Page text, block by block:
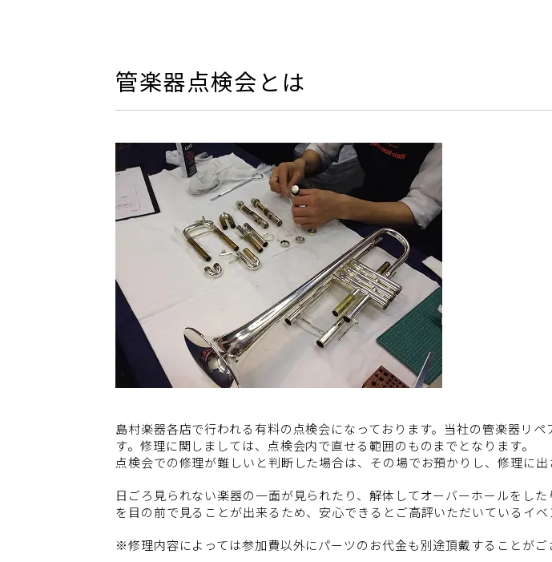
管楽器点検会とは
島村楽器各店で行われる有料の点検会になっております。当社の管楽器リ
す。修理に関しましては、点検会内で直せる範囲のものまでとなります。
点検会での修理が難しいと判断した場合は、その場でお預かりし、修理に出
日ごろ見られない楽器の一面が見られたり、解体してオーバーホールをし
を目の前で見ることが出来るため、安心できるとご高評いただいているイベ
※修理内容によっては参加費以外にパーツのお代金も別途頂戴することがご